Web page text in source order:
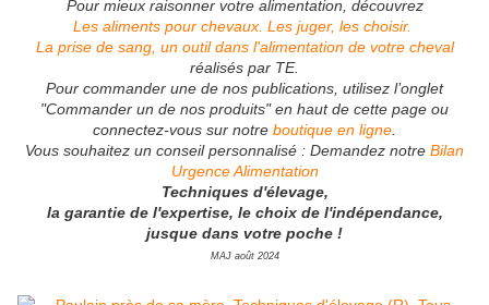
Pour mieux raisonner votre alimentation, découvrez
Les aliments pour chevaux. Les juger, les choisir.
La prise de sang, un outil dans l'alimentation de votre cheval
réalisés par TE.
Pour commander une de nos publications, utilisez l’onglet
"Commander un de nos produits" en haut de cette page ou
connectez-vous sur notre boutique en ligne
Vous souhaitez un conseil personnalisé : Demandez notre Bilan
Urgence Alimentation
Techniques d'élevage,
la garantie de l'expertise, le choix de l'indépendance,
jusque dans votre poche !
MAJ août 2024